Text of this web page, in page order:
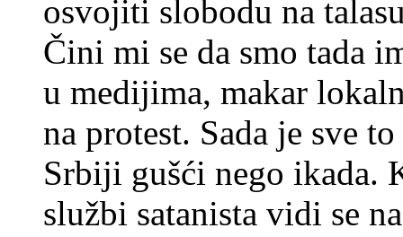
osvojiti slobodu na
Čini mi se da smo tada
u medijima, makar
na protest. Sada je sve
Srbiji gušći nego ikada.
službi satanista vidi se